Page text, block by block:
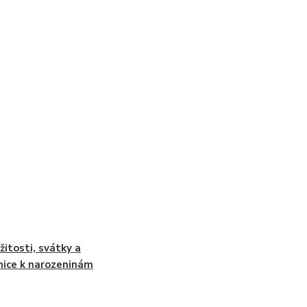
svátky a
k narozeninám